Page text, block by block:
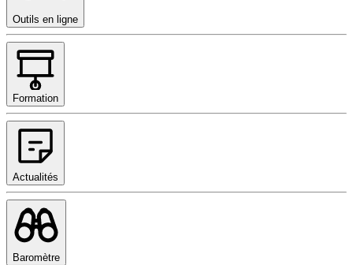
Outils en ligne
Formation
Actualités
Baromètre